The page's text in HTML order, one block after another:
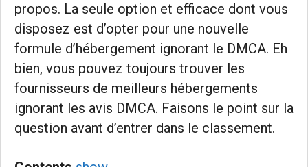
propos. La seule option et efficace dont vous
disposez est d’opter pour une nouvelle
formule d’hébergement ignorant le DMCA. Eh
bien, vous pouvez toujours trouver les
fournisseurs de meilleurs hébergements
ignorant les avis DMCA. Faisons le point sur la
question avant d’entrer dans le classement.